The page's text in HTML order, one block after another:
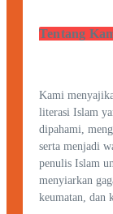
Tentang
Kami
literasi Islam
dipahami,
serta menjadi
penulis Islam
menyiarkan
keumatan, dan